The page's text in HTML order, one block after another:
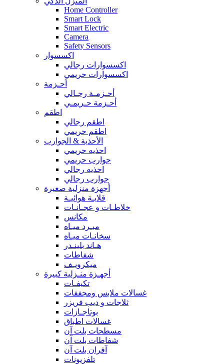
Home Controller
Smart Lock
Smart Electric
Camera
Safety Sensors
اكسسوار
اكسسوارات رجالي
اكسسوارات حريمي
أحـزمة
أحـزمـة رجـالي
أحـزمة حـريمـي
اطقم
اطقم رجالي
اطقم حريمي
الأحذية & الجوارب
احذيه حريمي
جوارب حريمي
احذيه رجالي
جوارب رجالي
أجهزة منزلية صغيرة
قلايـة هوائيـة
خلاطـات و عجـانـات
مكانس
مبـرد ميـاه
سخانـات ميـاه
هـاند بلينـدر
شفاطات
ميكرويـف
أجهـزة منـزلية كبيرة
تكيفـات
غسالات ملابس ومجففات
ثلاجات و ديب فريزر
بوتاجـازات
غسالات اطباق
مسطحات بلت آن
شفاطات بلت آن
آفران بلت آن
تلفزيونات